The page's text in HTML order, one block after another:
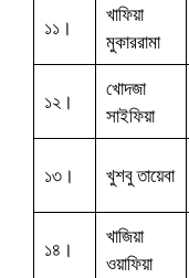
১১।
খাফিয়া
মুকাররামা
১২।
খোদজা
সাইফিয়া
১৩। খুশবু তায়েবা
১৪।
খাজিয়া
ওয়াফিয়া